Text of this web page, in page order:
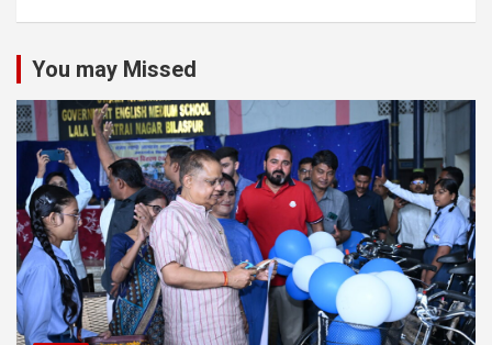
You may Missed